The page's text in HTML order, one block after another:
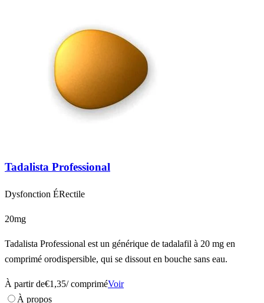
Tadalista Professional
Dysfonction ÉRectile
20mg
Tadalista Professional est un générique de tadalafil à 20 mg en
comprimé orodispersible, qui se dissout en bouche sans eau.
À partir de€1,35/ compriméVoir
À propos